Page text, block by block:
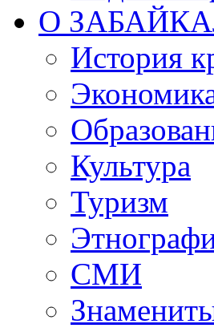
О
История
Культура
Туризм
СМИ